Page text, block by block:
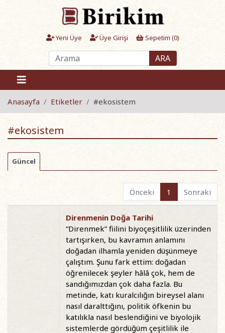
Yeni Üye Üye Girişi Sepetim (0)
ARA
Anasayfa Etiketler #ekosistem
#ekosistem
Güncel
Önceki 1 Sonraki
Direnmenin Doğa Tarihi
“Direnmek” fiilini biyoçeşitlilik üzerinden
tartışırken, bu kavramın anlamını
doğadan ilhamla yeniden düşünmeye
çalıştım. Şunu fark ettim: doğadan
öğrenilecek şeyler hâlâ çok, hem de
sandığımızdan çok daha fazla. Bu
metinde, katı kuralcılığın bireysel alanı
nasıl daralttığını, politik öfkenin bu
katılıkla nasıl beslendiğini ve biyolojik
sistemlerde gördüğüm çeşitlilik ile